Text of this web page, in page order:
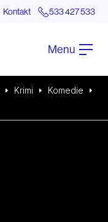
Kontakt 533 427 533
Menu
Krimi
Komedie